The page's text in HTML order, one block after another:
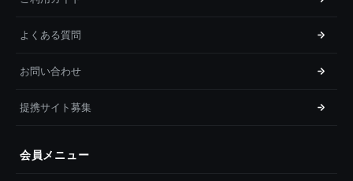
よくある質問
お問い合わせ
提携サイト募集
会員メニュー